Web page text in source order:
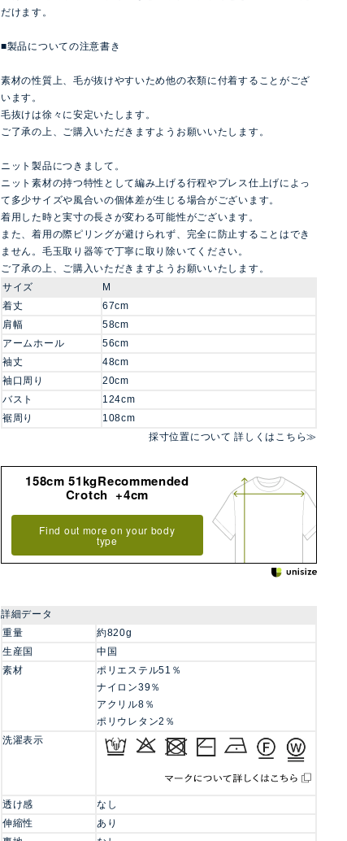
だけます。
■製品についての注意書き
素材の性質上、毛が抜けやすいため他の衣類に付着することがござ
います。
毛抜けは徐々に安定いたします。
ご了承の上、ご購入いただきますようお願いいたします。
ニット製品につきまして。
ニット素材の持つ特性として編み上げる行程やプレス仕上げによっ
て多少サイズや風合いの個体差が生じる場合がございます。
着用した時と実寸の長さが変わる可能性がございます。
また、着用の際ピリングが避けられず、完全に防止することはでき
ません。毛玉取り器等で丁寧に取り除いてください。
ご了承の上、ご購入いただきますようお願いいたします。
サイズ
M
着丈
67cm
肩幅
58cm
アームホール
56cm
袖丈
48cm
袖口周り
20cm
バスト
124cm
裾周り
108cm
採寸位置について 詳しくはこちら≫
158cm 51kgRecommended
Crotch +4cm
Find out more on your body
type
詳細データ
重量
約820g
生産国
中国
素材
ポリエステル51％
ナイロン39％
アクリル8％
ポリウレタン2％
洗濯表示
透け感
なし
伸縮性
あり